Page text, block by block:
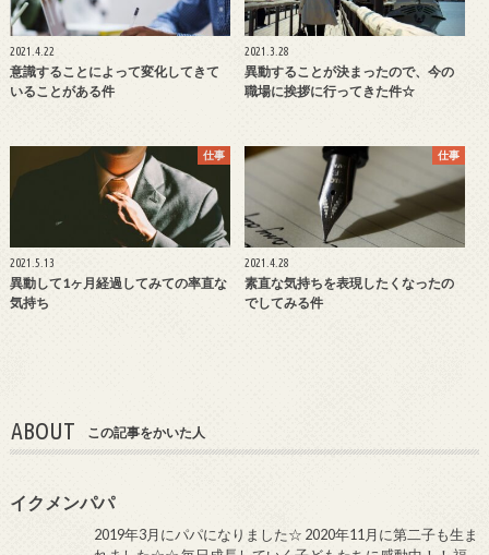
2021.4.22
意識することによって変化してきて
いることがある件
2021.3.28
異動することが決まったので、今の
職場に挨拶に行ってきた件☆
仕事
2021.5.13
異動して1ヶ月経過してみての率直な
気持ち
仕事
2021.4.28
素直な気持ちを表現したくなったの
でしてみる件
ABOUT この記事をかいた人
イクメンパパ
2019年3月にパパになりました☆ 2020年11月に第二子も生ま